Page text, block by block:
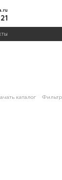
каталог Фильтр